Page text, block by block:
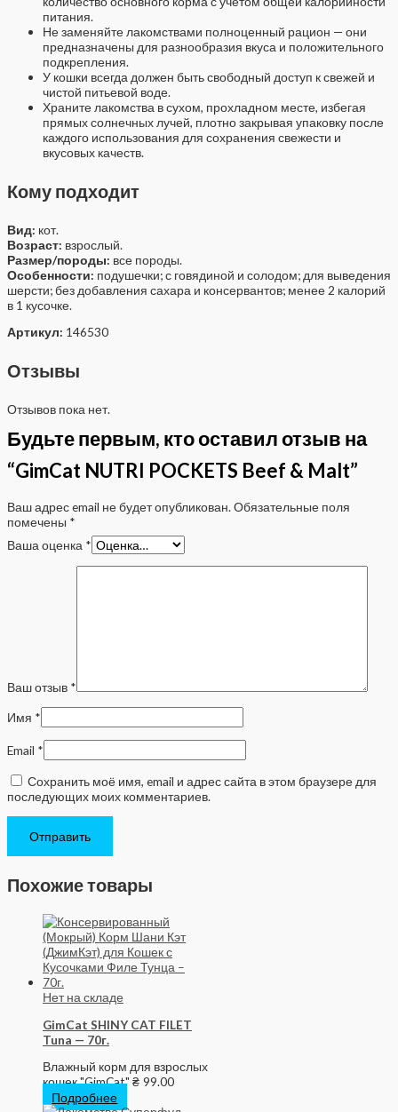
питания.
Не заменяйте лакомствами полноценный рацион — они
предназначены для разнообразия вкуса и положительного
подкрепления.
У кошки всегда должен быть свободный доступ к свежей и
чистой питьевой воде.
Храните лакомства в сухом, прохладном месте, избегая
прямых солнечных лучей, плотно закрывая упаковку после
каждого использования для сохранения свежести и
вкусовых качеств.
Кому подходит
Вид: кот.
Возраст: взрослый.
Размер/породы: все породы.
Особенности: подушечки; с говядиной и солодом; для выведения
шерсти; без добавления сахара и консервантов; менее 2 калорий
в 1 кусочке.
Артикул: 146530
Отзывы
Отзывов пока нет.
Будьте первым, кто оставил отзыв на
“GimCat NUTRI POCKETS Beef & Malt”
Ваш адрес email не будет опубликован. Обязательные поля
помечены *
Ваша оценка *
Ваш отзыв *
Имя *
Email *
Сохранить моё имя, email и адрес сайта в этом браузере для
последующих моих комментариев.
Похожие товары
Нет на складе
GimCat SHINY CAT FILET
Tuna — 70г.
Влажный корм для взрослых
кошек "GimCat" ₴ 99.00
Подробнее